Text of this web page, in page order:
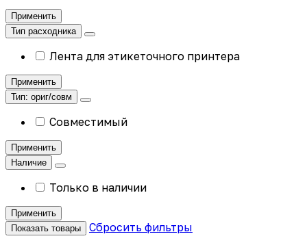
Применить
Тип расходника
Лента для этикеточного принтера
Применить
Тип: ориг/совм
Совместимый
Применить
Наличие
Только в наличии
Применить
Показать товары
Сбросить фильтры